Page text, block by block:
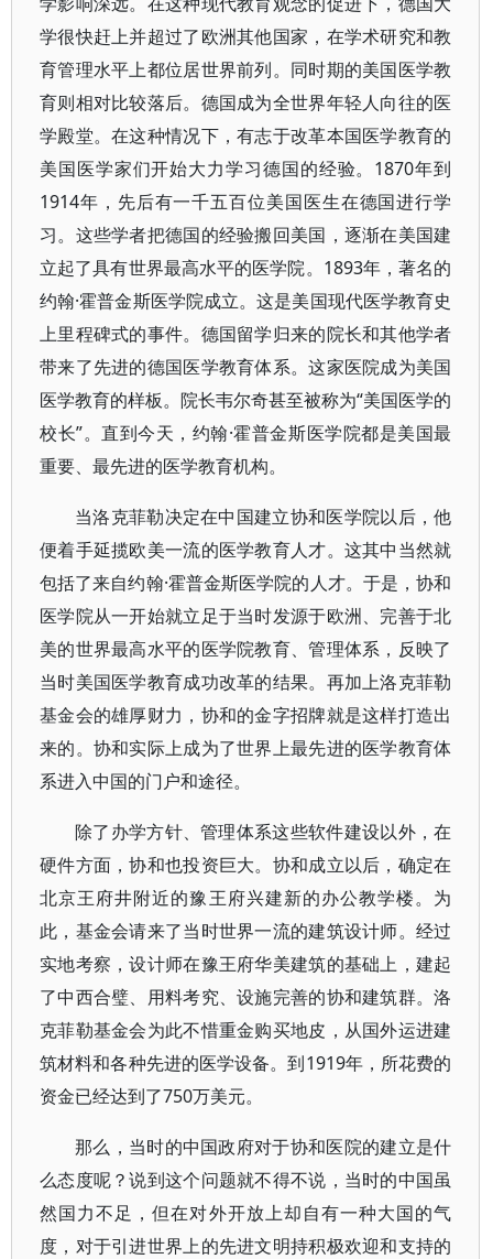
学很快赶上并超过了欧洲其他国家，在学术研究和教
育管理水平上都位居世界前列。同时期的美国医学教
育则相对比较落后。德国成为全世界年轻人向往的医
学殿堂。在这种情况下，有志于改革本国医学教育的
美国医学家们开始大力学习德国的经验。1870年到
1914年，先后有一千五百位美国医生在德国进行学
习。这些学者把德国的经验搬回美国，逐渐在美国建
立起了具有世界最高水平的医学院。1893年，著名的
约翰·霍普金斯医学院成立。这是美国现代医学教育史
上里程碑式的事件。德国留学归来的院长和其他学者
带来了先进的德国医学教育体系。这家医院成为美国
医学教育的样板。院长韦尔奇甚至被称为“美国医学的
校长”。直到今天，约翰·霍普金斯医学院都是美国最
重要、最先进的医学教育机构。
当洛克菲勒决定在中国建立协和医学院以后，他
便着手延揽欧美一流的医学教育人才。这其中当然就
包括了来自约翰·霍普金斯医学院的人才。于是，协和
医学院从一开始就立足于当时发源于欧洲、完善于北
美的世界最高水平的医学院教育、管理体系，反映了
当时美国医学教育成功改革的结果。再加上洛克菲勒
基金会的雄厚财力，协和的金字招牌就是这样打造出
来的。协和实际上成为了世界上最先进的医学教育体
系进入中国的门户和途径。
除了办学方针、管理体系这些软件建设以外，在
硬件方面，协和也投资巨大。协和成立以后，确定在
北京王府井附近的豫王府兴建新的办公教学楼。为
此，基金会请来了当时世界一流的建筑设计师。经过
实地考察，设计师在豫王府华美建筑的基础上，建起
了中西合璧、用料考究、设施完善的协和建筑群。洛
克菲勒基金会为此不惜重金购买地皮，从国外运进建
筑材料和各种先进的医学设备。到1919年，所花费的
资金已经达到了750万美元。
那么，当时的中国政府对于协和医院的建立是什
么态度呢？说到这个问题就不得不说，当时的中国虽
然国力不足，但在对外开放上却自有一种大国的气
度，对于引进世界上的先进文明持积极欢迎和支持的